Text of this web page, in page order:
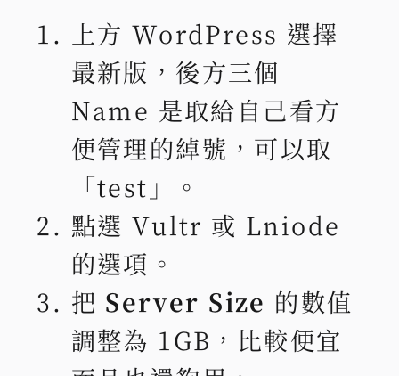
上方 WordPress 選擇
最新版，後方三個
Name 是取給自己看方
便管理的綽號，可以取
「test」。
點選 Vultr 或 Lniode
的選項。
把 Server Size 的數值
調整為 1GB，比較便宜